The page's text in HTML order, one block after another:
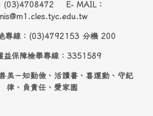
(03)4708472 E- MAIL：
專線：(03)4792153 分機 200
益保障檢舉專線：3351589
美－知勤儉、活讀書、喜運動、守紀
律、負責任、愛家園